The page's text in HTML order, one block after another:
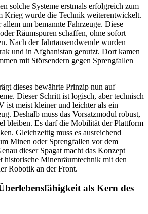
solche Systeme erstmals erfolgreich zum
Krieg wurde die Technik weiterentwickelt.
um bemannte Fahrzeuge. Diese
Räumspuren schaffen, ohne sofort
Nach der Jahrtausendwende wurden
und in Afghanistan genutzt. Dort kamen
mit Störsendern gegen Sprengfallen
dieses bewährte Prinzip nun auf
Dieser Schritt ist logisch, aber technisch
ist meist kleiner und leichter als ein
Deshalb muss das Vorsatzmodul robust,
bleiben. Es darf die Mobilität der Plattform
Gleichzeitig muss es ausreichend
Minen oder Sprengfallen vor dem
dieser Spagat macht das Konzept
historische Minenräumtechnik mit den
Robotik an der Front.
als Kern des